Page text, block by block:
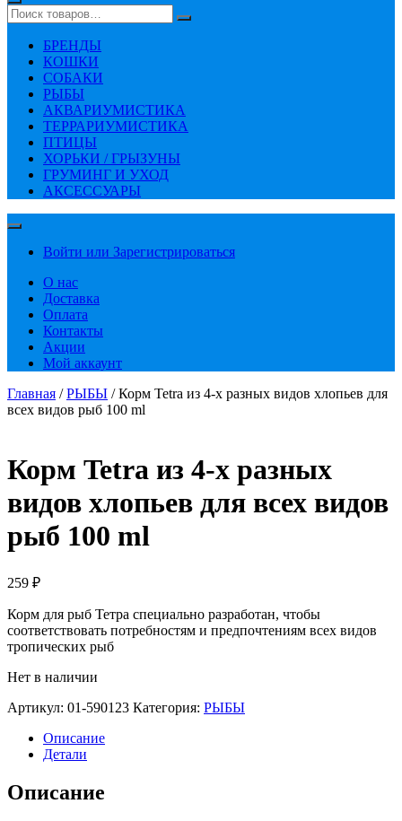
БРЕНДЫ
КОШКИ
СОБАКИ
РЫБЫ
АКВАРИУМИСТИКА
ТЕРРАРИУМИСТИКА
ПТИЦЫ
ХОРЬКИ / ГРЫЗУНЫ
ГРУМИНГ И УХОД
АКСЕССУАРЫ
Войти или Зарегистрироваться
О нас
Доставка
Оплата
Контакты
Акции
Мой аккаунт
Главная /РЫБЫ / Корм Tetra из 4-х разных видов хлопьев для
всех видов рыб 100 ml
Корм Tetra из 4-х разных
видов хлопьев для всех видов
рыб 100 ml
259 ₽
Корм для рыб Тетра специально разработан, чтобы
соответствовать потребностям и предпочтениям всех видов
тропических рыб
Нет в наличии
Артикул: 01-590123 Категория: РЫБЫ
Описание
Детали
Описание